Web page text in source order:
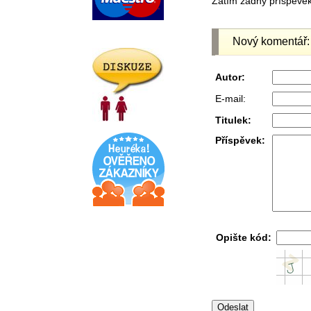
Nový komentář:
Autor:
E-mail:
Titulek:
Příspěvek:
Opište kód: